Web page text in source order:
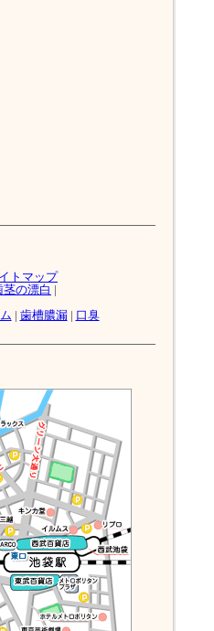
トマップ
茎の漂白 |
| 歯槽膿漏| 口臭